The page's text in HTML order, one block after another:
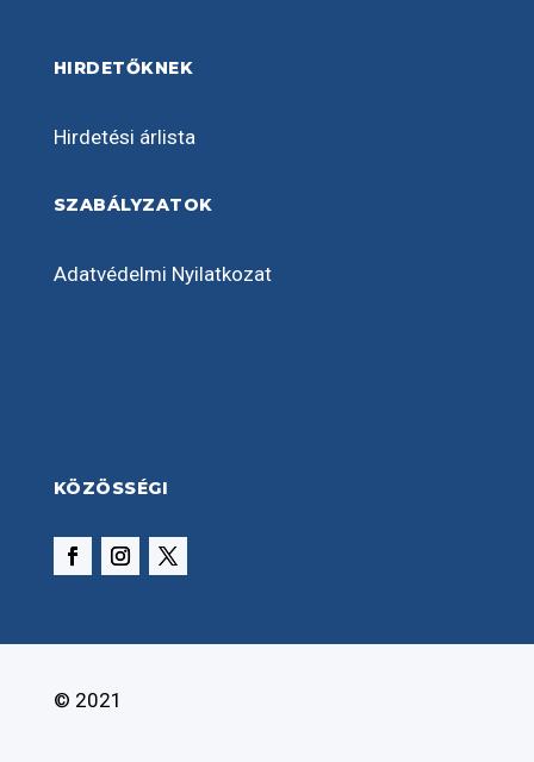
HIRDETŐKNEK
Hirdetési árlista
SZABÁLYZATOK
Adatvédelmi Nyilatkozat
KÖZÖSSÉGI
© 2021